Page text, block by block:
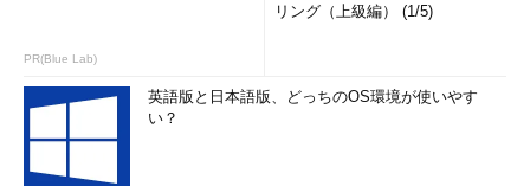
PR(Blue Lab)
リング（上級編） (1/5)
英語版と日本語版、どっちのOS環境が使いやす
い？